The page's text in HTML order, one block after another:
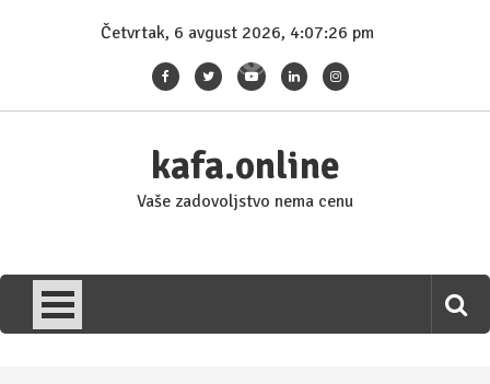
Četvrtak, 6 avgust 2026, 4:07:28 pm
kafa.online
Vaše zadovoljstvo nema cenu